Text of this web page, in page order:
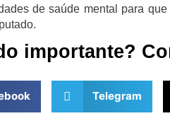
de saúde mental para
importante?
Telegram